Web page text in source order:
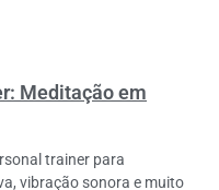
Meditação em
trainer para
vibração sonora e muito